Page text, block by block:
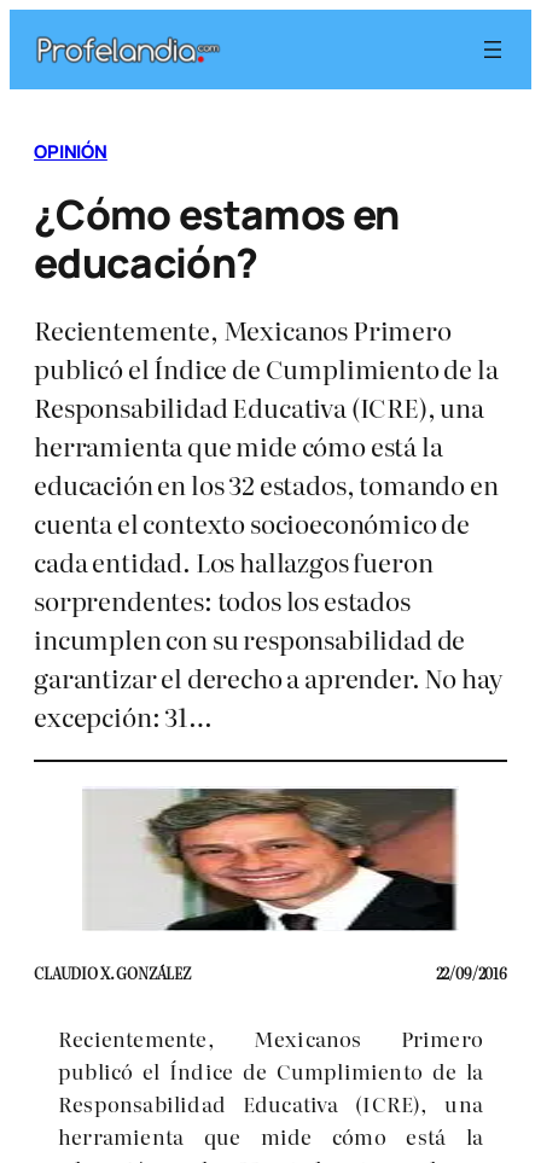
contenido
OPINIÓN
¿Cómo estamos en
educación?
Recientemente, Mexicanos Primero
publicó el Índice de Cumplimiento de la
Responsabilidad Educativa (ICRE), una
herramienta que mide cómo está la
educación en los 32 estados, tomando en
cuenta el contexto socioeconómico de
cada entidad. Los hallazgos fueron
sorprendentes: todos los estados
incumplen con su responsabilidad de
garantizar el derecho a aprender. No hay
excepción: 31…
CLAUDIO X. GONZÁLEZ 22/09/2016
Recientemente, Mexicanos Primero
publicó el Índice de Cumplimiento de la
Responsabilidad Educativa (ICRE), una
herramienta que mide cómo está la